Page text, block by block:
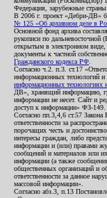
Федерация, зарубежные страны.
В 2006 г. проект «Дебри-ДВ»
№ 125 «Об архивном деле в
Основной фонд архива
рукописи по дальневосточной
открытым в электронном виде,
документы к частной
Гражданского кодекса РФ
Согласно ч.2. п.3. ст.17
информационных технологий
информационных
ДВ», хранящий информацию,
информации не несет. Сайт и
доступ к информации» ФЗ-149.
Согласно пп.3,4,6 ст.57
ответственности за
порочащих честь и
интересы граждан, либо
информации и (или) правами
сообщений и материалов или
информации (а также
общественных организаций и
ответственности за данное
массовой информации».
Согласно абз.3, п.13